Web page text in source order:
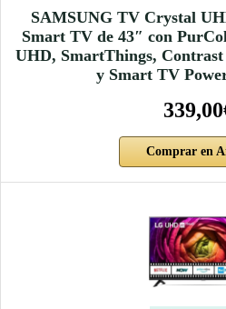
SAMSUNG TV Crystal
Smart TV de 43″ con
UHD, SmartThings,
y Smart TV
Comprar en